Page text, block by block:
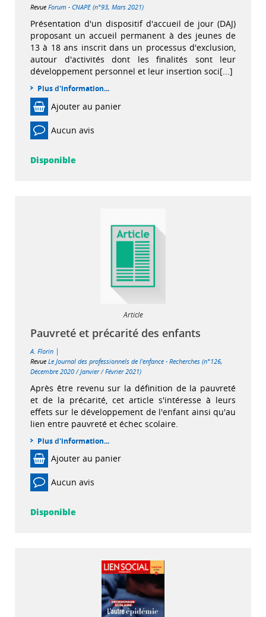
Revue Forum - CNAPE (n°93, Mars 2021)
Présentation d'un dispositif d'accueil de jour (DAJ)
proposant un accueil permanent à des jeunes de
13 à 18 ans inscrit dans un processus d'exclusion,
autour d'activités dont les finalités sont leur
développement personnel et leur insertion soci[...]
Plus d'information...
Ajouter au panier
Aucun avis
Disponible
Article
Pauvreté et précarité des enfants
A. Florin |
Revue Le Journal des professionnels de l'enfance - Recherches (n°126,
Décembre 2020 / Janvier / Février 2021)
Après être revenu sur la définition de la pauvreté
et de la précarité, cet article s'intéresse à leurs
effets sur le développement de l'enfant ainsi qu'au
lien entre pauvreté et échec scolaire.
Plus d'information...
Ajouter au panier
Aucun avis
Disponible